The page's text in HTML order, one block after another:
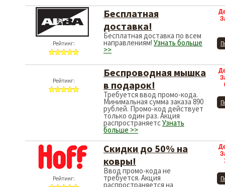
Рейтинг:
Бесплатная
доставка!
Бесплатная доставка по всем
направлениям! Узнать больше
>>
Рейтинг:
Беспроводная мышка
в подарок!
Требуется ввод промо-кода.
Минимальная сумма заказа 890
рублей. Промо-код действует
только один раз. Акция
распространяетсУзнать
больше >>
Рейтинг:
Скидки до 50% на
ковры!
Ввод промо-кода не
требуется. Акция
распространяется на